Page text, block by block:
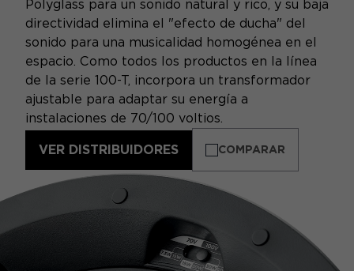
Polyglass para un sonido natural y rico, y su baja
directividad elimina el "efecto de ducha" del
sonido para una musicalidad homogénea en el
espacio. Como todos los productos en la línea
de la serie 100-T, incorpora un transformador
ajustable para adaptar su energía a
instalaciones de 70/100 voltios.
VER DISTRIBUIDORES COMPARAR